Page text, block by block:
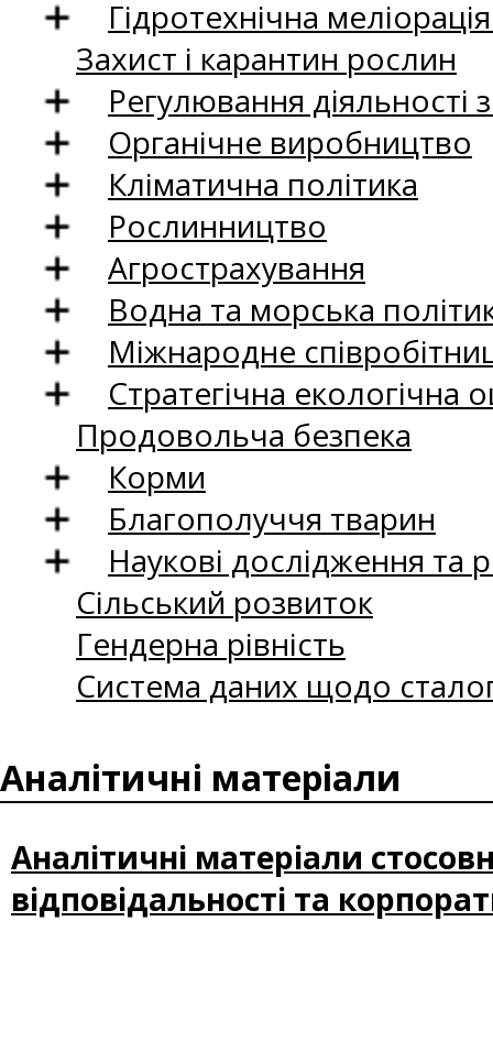
Гідротехнічна
Захист і карантин рослин
Регулювання
Органічне виробництво
Кліматична політика
Рослинництво
Агрострахування
Водна та морська
Міжнародне
Стратегічна екологічна
Продовольча безпека
Корми
Благополуччя тварин
Наукові дослідження та
Сільський розвиток
Гендерна рівність
Система даних щодо
Аналітичні матеріали
Аналітичні матеріали
відповідальності та